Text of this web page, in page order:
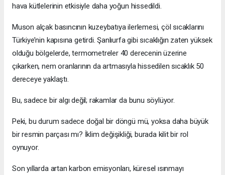
hava kütlelerinin etkisiyle daha yoğun hissedildi.
Muson alçak basıncının kuzeybatıya ilerlemesi, çöl sıcaklarını
Türkiye’nin kapısına getirdi. Şanlıurfa gibi sıcaklığın zaten yüksek
olduğu bölgelerde, termometreler 40 derecenin üzerine
çıkarken, nem oranlarının da artmasıyla hissedilen sıcaklık 50
dereceye yaklaştı.
Bu, sadece bir algı değil; rakamlar da bunu söylüyor.
Peki, bu durum sadece doğal bir döngü mü, yoksa daha büyük
bir resmin parçası mı? İklim değişikliği, burada kilit bir rol
oynuyor.
Son yıllarda artan karbon emisyonları, küresel ısınmayı